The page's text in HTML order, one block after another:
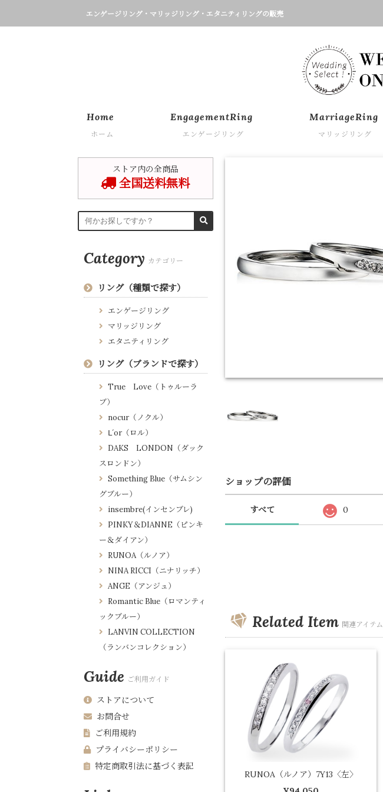
エンゲージリング・マリッジリング・エタニティリングの販売
Home
ホーム
EngagementRing
エンゲージリング
MarriageRing
マリッジリング
ショップの評価
すべて 0
Related Item 関連アイテム
RUNOA（ルノア）7Y13〈左〉
ストア内の全商品
全国送料無料
Category カテゴリー
リング（種類で探す）
エンゲージリング
マリッジリング
エタニティリング
リング（ブランドで探す）
True Love（トゥルーラ
ブ）
nocur（ノクル）
Ⅼ´or（ロル）
DAKS LONDON（ダック
スロンドン）
Something Blue（サムシン
グブルー）
insembre(インセンブレ)
PINKY＆DIANNE（ピンキ
ー＆ダイアン）
RUNOA（ルノア）
NINA RICCI（ニナリッチ）
ANGE（アンジュ）
Romantic Blue（ロマンティ
ックブルー）
LANVIN COLLECTION
（ランバンコレクション）
Guide ご利用ガイド
ストアについて
お問合せ
ご利用規約
プライバシーポリシー
特定商取引法に基づく表記